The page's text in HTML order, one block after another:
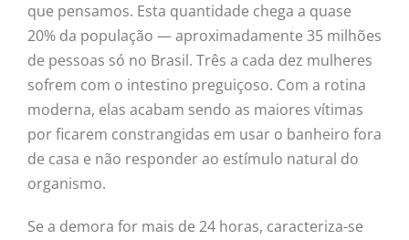
que pensamos. Esta quantidade chega a quase
20% da população — aproximadamente 35 milhões
de pessoas só no Brasil. Três a cada dez mulheres
sofrem com o intestino preguiçoso. Com a rotina
moderna, elas acabam sendo as maiores vítimas
por ficarem constrangidas em usar o banheiro fora
de casa e não responder ao estímulo natural do
organismo.
Se a demora for mais de 24 horas, caracteriza-se